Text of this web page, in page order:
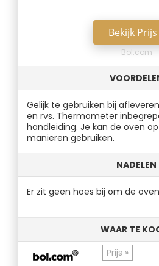
Bekijk Prijs
Bol.com
Gelijk te gebruiken bij
en rvs. Thermometer
handleiding. Je kan de oven
manieren gebruiken.
NADELEN
Er zit geen hoes bij om de
WAAR TE
Prijs »